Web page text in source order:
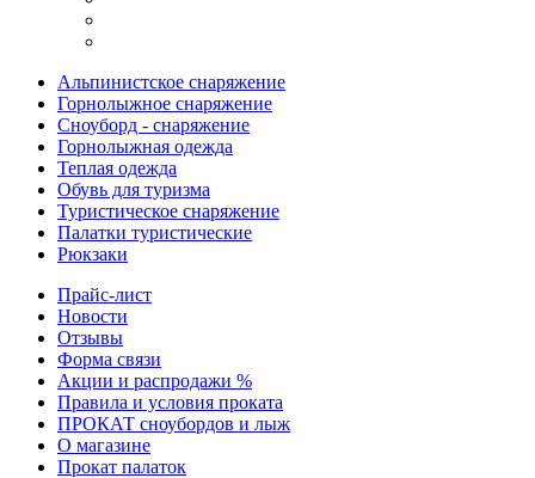
Альпинистское снаряжение
Горнолыжное снаряжение
Сноуборд - снаряжение
Горнолыжная одежда
Теплая одежда
Обувь для туризма
Туристическое снаряжение
Палатки туристические
Рюкзаки
Прайс-лист
Новости
Отзывы
Форма связи
Акции и распродажи %
Правила и условия проката
ПРОКАТ сноубордов и лыж
О магазине
Прокат палаток